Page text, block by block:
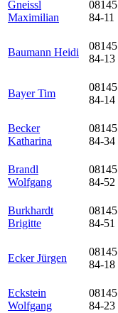
Gneissl
Maximilian
08145
84-11
Baumann Heidi
08145
84-13
Bayer Tim
08145
84-14
Becker
Katharina
08145
84-34
Brandl
Wolfgang
08145
84-52
Burkhardt
Brigitte
08145
84-51
Ecker Jürgen
08145
84-18
Eckstein
Wolfgang
08145
84-23